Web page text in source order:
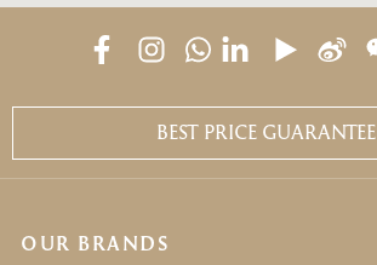
BEST PRICE GUARANTEE
OUR BRANDS